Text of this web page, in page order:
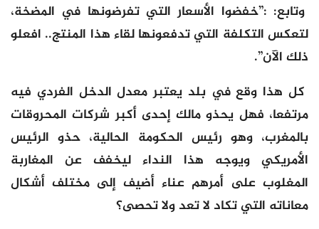
وتابع: :”خفضوا الأسعار التي تفرضونها في المضخة،
لتعكس التكلفة التي تدفعونها لقاء هذا المنتج.. افعلو
ذلك الآن”.
كل هذا وقع في بلد يعتبر معدل الدخل الفردي فيه
مرتفعا، فهل يحذو مالك إحدى أكبر شركات المحروقات
بالمغرب، وهو رئيس الحكومة الحالية، حذو الرئيس
الأمريكي ويوجه هذا النداء ليخفف عن المغاربة
المغلوب على أمرهم عناء أضيف إلى مختلف أشكال
معاناته التي تكاد لا تعد ولا تحصى؟